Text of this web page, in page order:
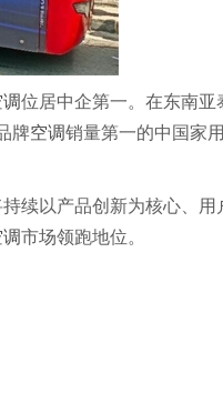
位居中企第一。在东南亚
牌空调销量第一的中国家用
续以产品创新为核心、用
市场领跑地位。